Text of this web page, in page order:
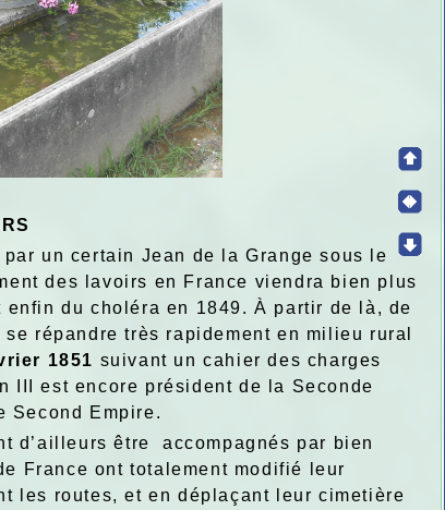
un certain Jean de la Grange sous le
des lavoirs en France viendra bien plus
du choléra en 1849. À partir de là, de
répandre très rapidement en milieu rural
1851 suivant un cahier des charges
III est encore président de la Seconde
Second Empire.
d’ailleurs être
accompagnés par bien
France ont totalement modifié leur
les routes, et en déplaçant leur cimetière